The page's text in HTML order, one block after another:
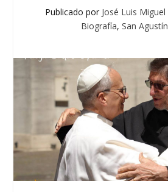
Publicado por José Luis Miguel
Biografía, San Agustín